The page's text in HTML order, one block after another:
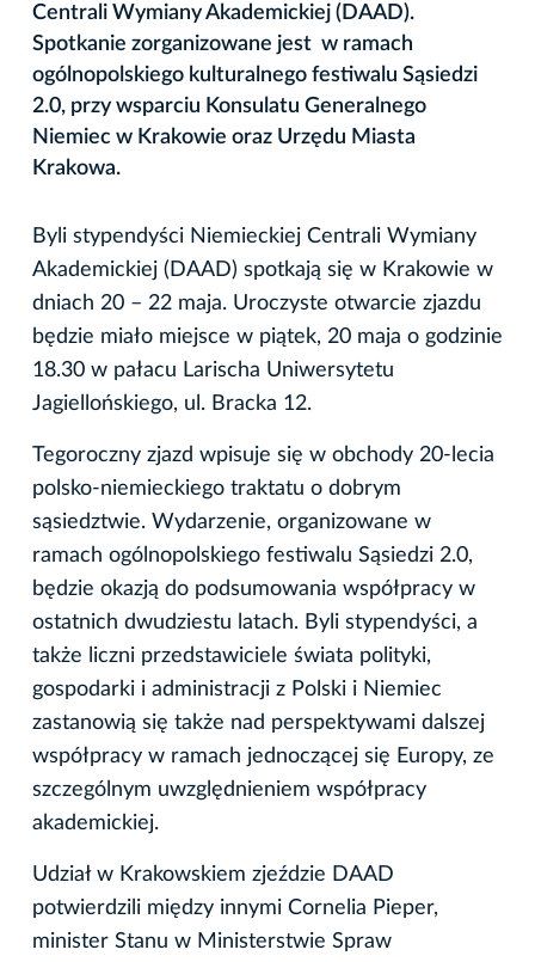
Centrali Wymiany Akademickiej (DAAD).
Spotkanie zorganizowane jest w ramach
ogólnopolskiego kulturalnego festiwalu Sąsiedzi
2.0, przy wsparciu Konsulatu Generalnego
Niemiec w Krakowie oraz Urzędu Miasta
Krakowa.
Byli stypendyści Niemieckiej Centrali Wymiany
Akademickiej (DAAD) spotkają się w Krakowie w
dniach 20 – 22 maja. Uroczyste otwarcie zjazdu
będzie miało miejsce w piątek, 20 maja o godzinie
18.30 w pałacu Larischa Uniwersytetu
Jagiellońskiego, ul. Bracka 12.
Tegoroczny zjazd wpisuje się w obchody 20-lecia
polsko-niemieckiego traktatu o dobrym
sąsiedztwie. Wydarzenie, organizowane w
ramach ogólnopolskiego festiwalu Sąsiedzi 2.0,
będzie okazją do podsumowania współpracy w
ostatnich dwudziestu latach. Byli stypendyści, a
także liczni przedstawiciele świata polityki,
gospodarki i administracji z Polski i Niemiec
zastanowią się także nad perspektywami dalszej
współpracy w ramach jednoczącej się Europy, ze
szczególnym uwzględnieniem współpracy
akademickiej.
Udział w Krakowskiem zjeździe DAAD
potwierdzili między innymi Cornelia Pieper,
minister Stanu w Ministerstwie Spraw